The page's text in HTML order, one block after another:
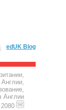
edUK Blog
Англии,
Англии